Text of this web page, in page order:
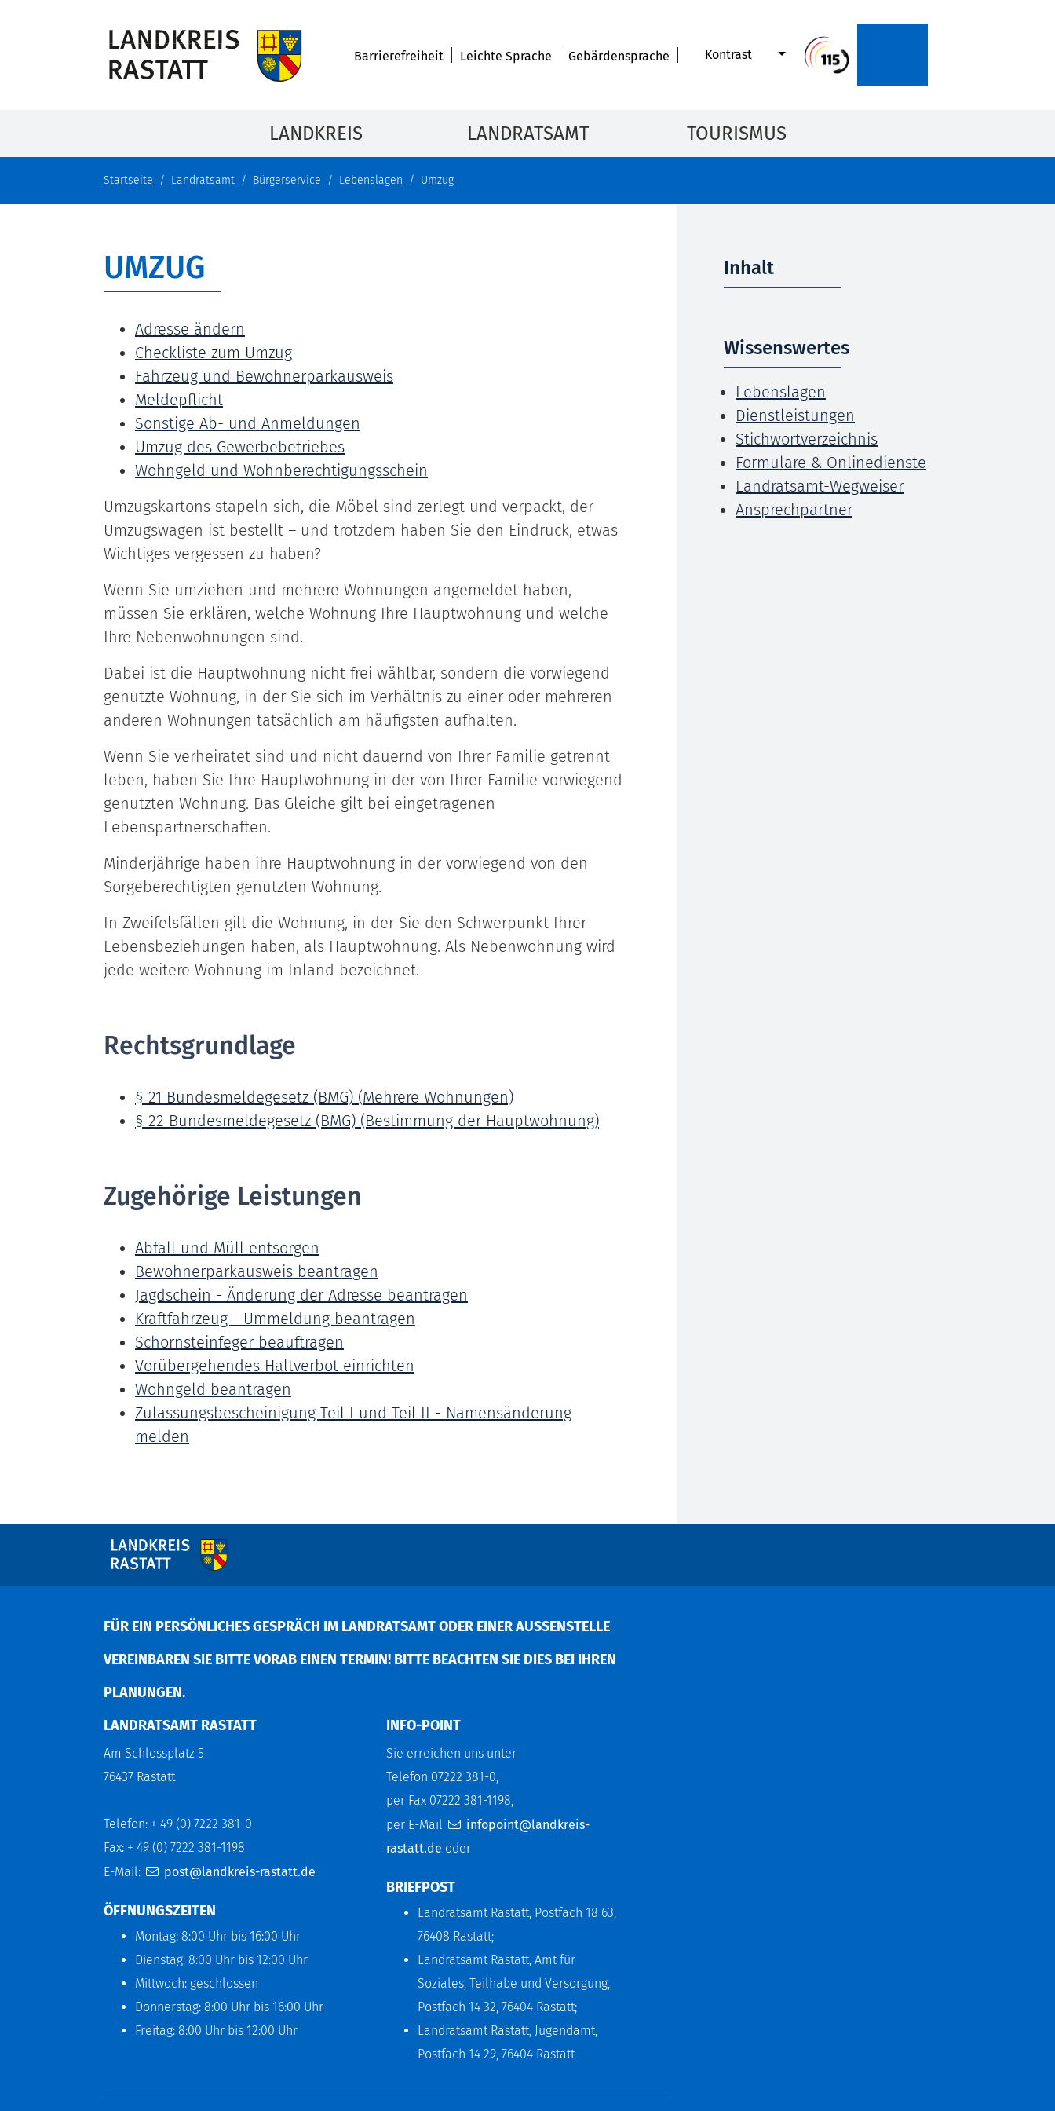
Barrierefreiheit Leichte Sprache Gebärdensprache Kontrast
LANDKREIS LANDRATSAMT TOURISMUS
Startseite Landratsamt Bürgerservice Lebenslagen Umzug
UMZUG
Adresse ändern
Checkliste zum Umzug
Fahrzeug und Bewohnerparkausweis
Meldepflicht
Sonstige Ab- und Anmeldungen
Umzug des Gewerbebetriebes
Wohngeld und Wohnberechtigungsschein
Umzugskartons stapeln sich, die Möbel sind zerlegt und verpackt, der
Umzugswagen ist bestellt – und trotzdem haben Sie den Eindruck, etwas
Wichtiges vergessen zu haben?
Wenn Sie umziehen und mehrere Wohnungen angemeldet haben,
müssen Sie erklären, welche Wohnung Ihre Hauptwohnung und welche
Ihre Nebenwohnungen sind.
Dabei ist die Hauptwohnung nicht frei wählbar, sondern die vorwiegend
genutzte Wohnung, in der Sie sich im Verhältnis zu einer oder mehreren
anderen Wohnungen tatsächlich am häufigsten aufhalten.
Wenn Sie verheiratet sind und nicht dauernd von Ihrer Familie getrennt
leben, haben Sie Ihre Hauptwohnung in der von Ihrer Familie vorwiegend
genutzten Wohnung. Das Gleiche gilt bei eingetragenen
Lebenspartnerschaften.
Minderjährige haben ihre Hauptwohnung in der vorwiegend von den
Sorgeberechtigten genutzten Wohnung.
In Zweifelsfällen gilt die Wohnung, in der Sie den Schwerpunkt Ihrer
Lebensbeziehungen haben, als Hauptwohnung. Als Nebenwohnung wird
jede weitere Wohnung im Inland bezeichnet.
Rechtsgrundlage
§ 21 Bundesmeldegesetz (BMG) (Mehrere Wohnungen)
§ 22 Bundesmeldegesetz (BMG) (Bestimmung der Hauptwohnung)
Zugehörige Leistungen
Abfall und Müll entsorgen
Bewohnerparkausweis beantragen
Jagdschein - Änderung der Adresse beantragen
Kraftfahrzeug - Ummeldung beantragen
Schornsteinfeger beauftragen
Vorübergehendes Haltverbot einrichten
Wohngeld beantragen
Zulassungsbescheinigung Teil I und Teil II - Namensänderung
melden
Inhalt
Wissenswertes
Lebenslagen
Dienstleistungen
Stichwortverzeichnis
Formulare & Onlinedienste
Landratsamt-Wegweiser
Ansprechpartner
FÜR EIN PERSÖNLICHES GESPRÄCH IM LANDRATSAMT ODER EINER AUSSENSTELLE V
EREINBAREN SIE BITTE VORAB EINEN TERMIN! BITTE BEACHTEN SIE DIES BEI IHREN P
LANUNGEN.
LANDRATSAMT RASTATT
Am Schlossplatz 5
76437 Rastatt
Telefon: + 49 (0) 7222 381-0
Fax: + 49 (0) 7222 381-1198
E-Mail:
post@landkreis-rastatt.de
ÖFFNUNGSZEITEN
Montag: 8:00 Uhr bis 16:00 Uhr
Dienstag: 8:00 Uhr bis 12:00 Uhr
Mittwoch: geschlossen
Donnerstag: 8:00 Uhr bis 16:00 Uhr
Freitag: 8:00 Uhr bis 12:00 Uhr
INFO-POINT
Sie erreichen uns unter
Telefon 07222 381-0,
per Fax 07222 381-1198,
per E-Mail
infopoint@landkreis-
rastatt.de oder
BRIEFPOST
Landratsamt Rastatt, Postfach 18 63,
76408 Rastatt;
Landratsamt Rastatt, Amt für
Soziales, Teilhabe und Versorgung,
Postfach 14 32, 76404 Rastatt;
Landratsamt Rastatt, Jugendamt,
Postfach 14 29, 76404 Rastatt